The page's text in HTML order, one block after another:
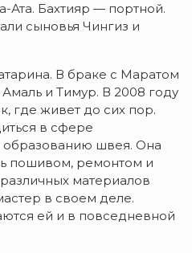
Ата. Бахтияр — портной.
сыновья Чингиз и
В браке с Маратом
и Тимур. В 2008 году
где живет до сих пор.
в сфере
образованию швея. Она
пошивом, ремонтом и
материалов
в своем деле.
ей и в повседневной